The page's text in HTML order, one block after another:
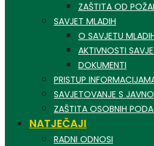
ZAŠTITA OD
SAVJET MLADIH
O SAVJETU
AKTIVNOSTI
DOKUMENTI
PRISTUP
SAVJETOVANJE S
ZAŠTITA OSOBNIH
NATJEČAJI
RADNI ODNOSI